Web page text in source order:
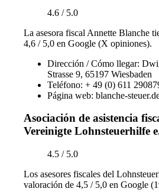
4.6 / 5.0
La asesora fiscal Annette Blanche
4,6 / 5,0 en Google (X opiniones).
Dirección / Cómo llegar:
Strasse 9, 65197 Wiesbaden
Teléfono: + 49 (0) 611
Página web: blanche-
Asociación de asistencia
Vereinigte Lohnsteuerhilfe
4.5 / 5.0
Los asesores fiscales del
valoración de 4,5 / 5,0 en Google